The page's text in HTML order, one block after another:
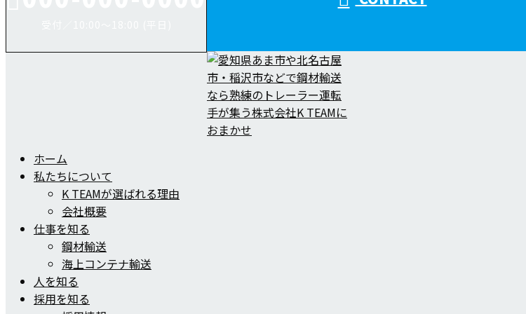
ホーム
私たちについて
K TEAMが選ばれる理由
会社概要
仕事を知る
鋼材輸送
海上コンテナ輸送
人を知る
採用を知る